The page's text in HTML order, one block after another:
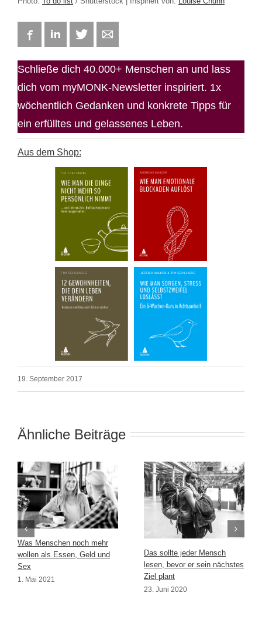
FacebookLinkedIn Twitter
Schließe dich 40.000+ Menschen an und lass
dich vom myMONK-Newsletter inspiriert. 1x
wöchentlich Gedanken und konkrete Tipps für
ein erfülltes und gelassenes Leben.
Aus dem Shop:
19. September 2017
Ähnliche Beiträge
Was Menschen noch mehr
wollen als Essen, Geld und
Sex
1. Mai 2021
Das sollte jeder Mensch
lesen, bevor er sein nächstes
Ziel plant
23. Juni 2020